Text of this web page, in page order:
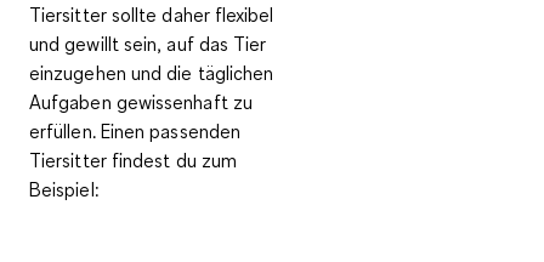
Tiersitter sollte daher flexibel
und gewillt sein, auf das Tier
einzugehen und die täglichen
Aufgaben gewissenhaft zu
erfüllen. Einen passenden
Tiersitter findest du zum
Beispiel: